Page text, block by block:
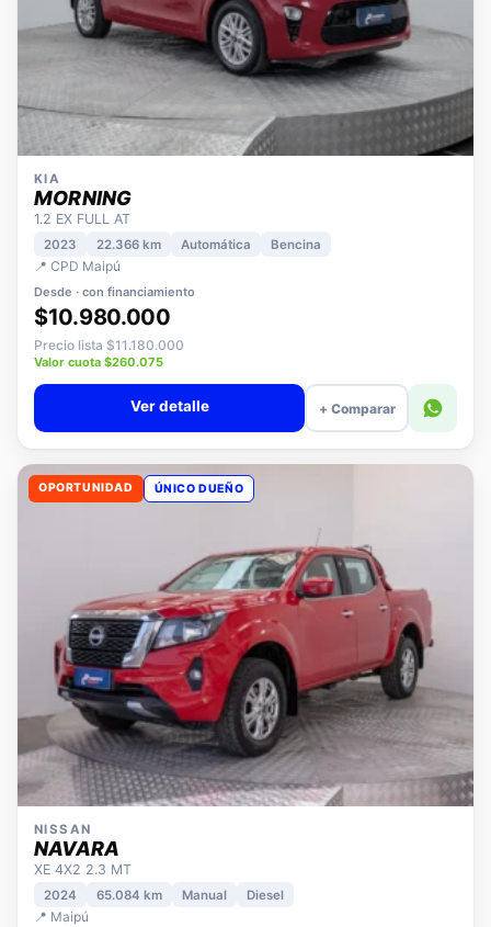
KIA
MORNING
1.2 EX FULL AT
2023 22.366 km
📍 CPD Maipú
Desde · con financiamiento
$10.980.000
Precio lista $11.180.000
Valor cuota $260.075
+ Comparar
OPORTUNIDAD
NISSAN
NAVARA
XE 4X2 2.3 MT
2024